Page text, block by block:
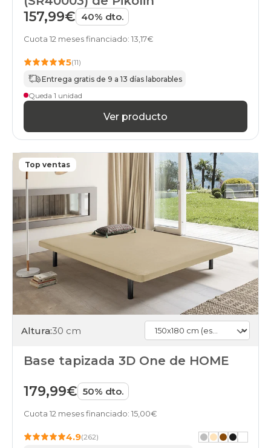
157,99€ 40% dto.
Cuota 12 meses financiado: 13,17€
5(11)
Entrega gratis de 9 a 13 días laborables
Queda 1 unidad
Ver producto
Top ventas
Altura:30 cm
Base tapizada 3D One de HOME
179,99€ 50% dto.
Cuota 12 meses financiado: 15,00€
4.9(262)